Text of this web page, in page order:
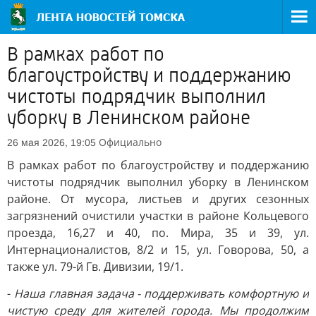
В рамках работ по
благоустройству и поддержанию
чистоты подрядчик выполнил
уборку в Ленинском районе
26 мая 2026, 19:05 Официально
В рамках работ по благоустройству и поддержанию
чистоты подрядчик выполнил уборку в Ленинском
районе. От мусора, листьев и других сезонных
загрязнений очистили участки в районе Кольцевого
проезда, 16,27 и 40, по. Мира, 35 и 39, ул.
Интернационалистов, 8/2 и 15, ул. Говорова, 50, а
также ул. 79-й Гв. Дивизии, 19/1.
- Наша главная задача - поддерживать комфортную и
чистую среду для жителей города. Мы продолжим